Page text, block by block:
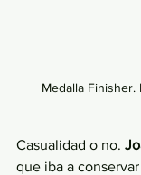
Medalla
Casualidad o no.
que iba a